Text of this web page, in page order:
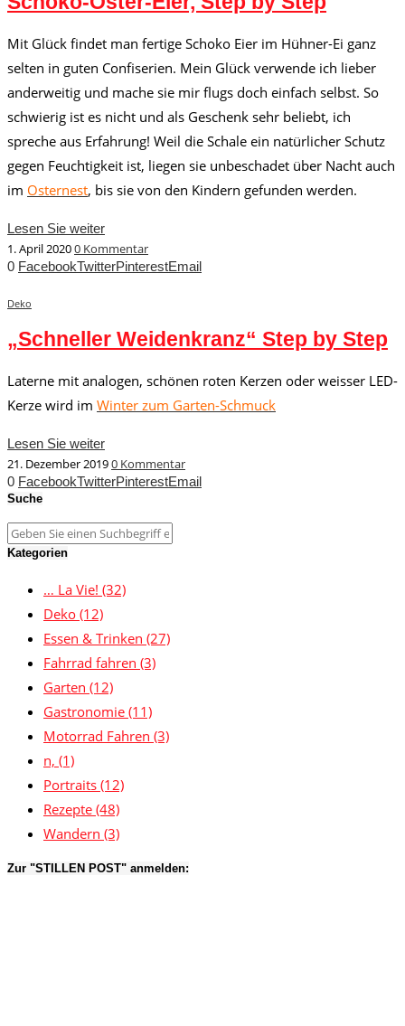
Mit Glück findet man fertige Schoko Eier im Hühner-Ei ganz
selten in guten Confiserien. Mein Glück verwende ich lieber
anderweitig und mache sie mir flugs doch einfach selbst. So
schwierig ist es nicht und als Geschenk sehr beliebt, ich
spreche aus Erfahrung! Weil die Schale ein natürlicher Schutz
gegen Feuchtigkeit ist, liegen sie unbeschadet über Nacht auch
im Osternest, bis sie von den Kindern gefunden werden.
Lesen Sie weiter
1. April 20200 Kommentar
0 FacebookTwitterPinterestEmail
Deko
„Schneller Weidenkranz“ Step by Step
Laterne mit analogen, schönen roten Kerzen oder weisser LED-
Kerze wird im Winter zum Garten-Schmuck
Lesen Sie weiter
21. Dezember 20190 Kommentar
0 FacebookTwitterPinterestEmail
Suche
Kategorien
… La Vie! (32)
Deko (12)
Essen & Trinken (27)
Fahrrad fahren (3)
Garten (12)
Gastronomie (11)
Motorrad Fahren (3)
n, (1)
Portraits (12)
Rezepte (48)
Wandern (3)
Zur "STILLEN POST" anmelden: